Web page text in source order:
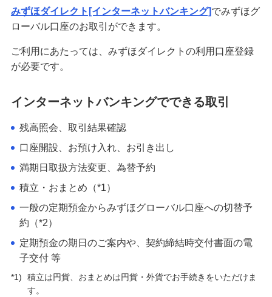
みずほダイレクト[インターネットバンキング]でみずほグ
ローバル口座のお取引ができます。
ご利用にあたっては、みずほダイレクトの利用口座登録
が必要です。
インターネットバンキングでできる取引
残高照会、取引結果確認
口座開設、お預け入れ、お引き出し
満期日取扱方法変更、為替予約
積立・おまとめ（*1）
一般の定期預金からみずほグローバル口座への切替予
約（*2）
定期預金の期日のご案内や、契約締結時交付書面の電
子交付 等
*1)
積立は円貨、おまとめは円貨・外貨でお手続きをいただけま
す。